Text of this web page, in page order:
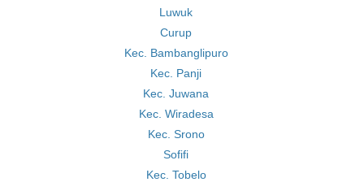
Luwuk
Curup
Kec. Bambanglipuro
Kec. Panji
Kec. Juwana
Kec. Wiradesa
Kec. Srono
Sofifi
Kec. Tobelo